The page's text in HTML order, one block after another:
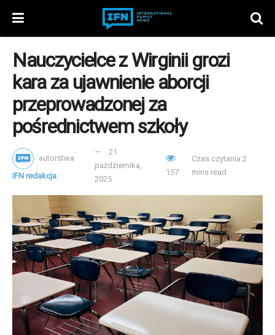
Nauczycielce z Wirginii grozi
kara za ujawnienie aborcji
przeprowadzonej za
pośrednictwem szkoły
autorstwa
IFN redakcja
21
października,
2025
157
Czas czytania:2
mins read